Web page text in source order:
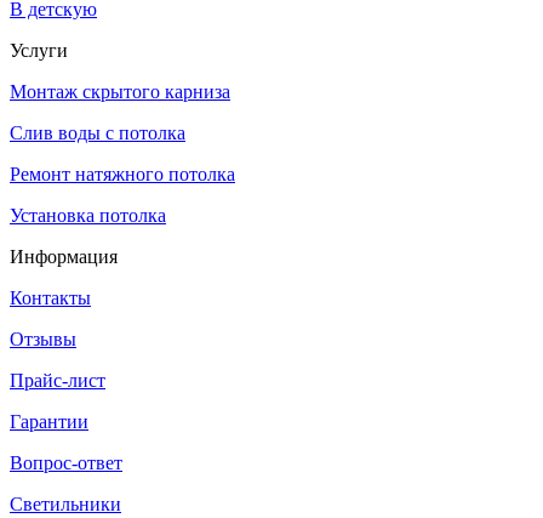
В детскую
Услуги
Монтаж скрытого карниза
Слив воды с потолка
Ремонт натяжного потолка
Установка потолка
Информация
Контакты
Отзывы
Прайс-лист
Гарантии
Вопрос-ответ
Светильники